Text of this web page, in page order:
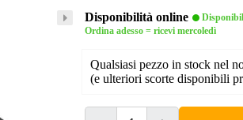
Disponibilità online
Ordina adesso = ricevi mercoledì
Qualsiasi pezzo in stock nel
(e ulteriori scorte disponibili